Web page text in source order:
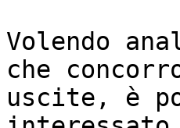
Volendo
che
uscite, è